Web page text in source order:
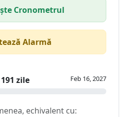
Cronometrul
Alarmă
191 zile Feb 16, 2027
echivalent cu: